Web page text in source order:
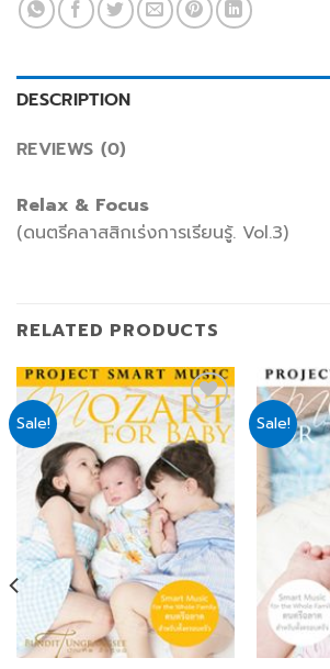
DESCRIPTION
REVIEWS (0)
Relax & Focus
(ดนตรีคลาสสิกเร่งการเรียนรู้. Vol.3)
RELATED PRODUCTS
Sale!
Add
to
wishlist
Sale!